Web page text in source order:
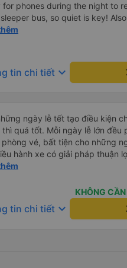
for phones during the night to
bus, so quiet is key!
clearly inside the
góp ý nhà xe nên có quy
âm thanh điện thoại) vào ban
sẽ tiếp tục ủng hộ nhà xe
tin chi tiết keyboard_arrow_down
ngày lễ tết tạo điều kiện
ngày lễ lớn đều phải ra mua vé trực
vé, bất tiện cho những
hành xe có giải pháp thuận
hàng mua vé online (chuyển
KHÔNG
tin chi tiết keyboard_arrow_down